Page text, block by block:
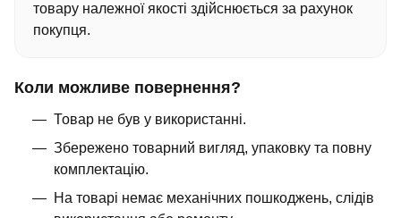
товару належної якості здійснюється за рахунок
покупця.
Коли можливе повернення?
Товар не був у використанні.
Збережено товарний вигляд, упаковку та повну
комплектацію.
На товарі немає механічних пошкоджень, слідів